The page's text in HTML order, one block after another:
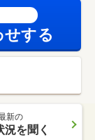
する
新の
況を聞く